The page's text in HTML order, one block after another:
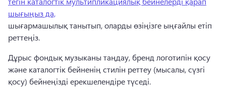
шығыңыз да,
шығармашылық танытып, оларды өзіңізге ыңғайлы етіп
реттеңіз.
Дұрыс фондық музыканы таңдау, бренд логотипін қосу
және каталогтік бейненің стилін реттеу (мысалы, сүзгі
қосу) бейнеңізді ерекшелендіре түседі.